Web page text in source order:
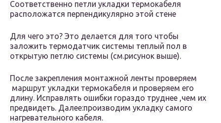
Соответственно петли укладки термокабеля
расположатся перпендикулярно этой стене
Для чего это? Это делается для того чтобы
заложить термодатчик системы теплый пол в
открытую петлю системы (см.рисунок выше).
После закрепления монтажной ленты проверяем
маршрут укладки термокабеля и проверяем его
длину. Исправлять ошибки гораздо труднее ,чем их
предвидеть. Далее:производим укладку самого
нагревательного кабеля.